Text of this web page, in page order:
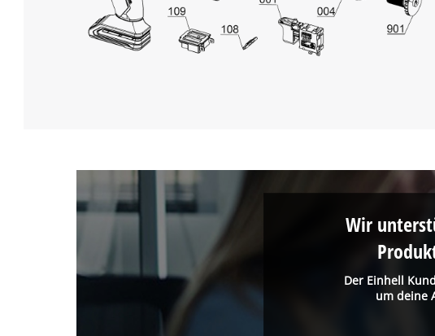
Der Einhell
um deine
Wir